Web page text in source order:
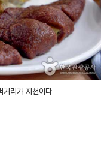
거리가 지천이다